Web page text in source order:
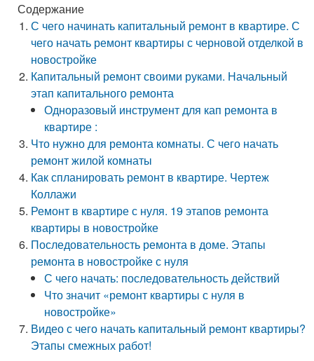
Содержание
С чего начинать капитальный ремонт в квартире. С
чего начать ремонт квартиры с черновой отделкой в
новостройке
Капитальный ремонт своими руками. Начальный
этап капитального ремонта
Одноразовый инструмент для кап ремонта в
квартире :
Что нужно для ремонта комнаты. С чего начать
ремонт жилой комнаты
Как спланировать ремонт в квартире. Чертеж
Коллажи
Ремонт в квартире с нуля. 19 этапов ремонта
квартиры в новостройке
Последовательность ремонта в доме. Этапы
ремонта в новостройке с нуля
С чего начать: последовательность действий
Что значит «ремонт квартиры с нуля в
новостройке»
Видео с чего начать капитальный ремонт квартиры?
Этапы смежных работ!